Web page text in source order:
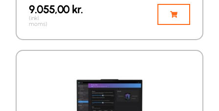
9.055,00kr.
(inkl.
moms)